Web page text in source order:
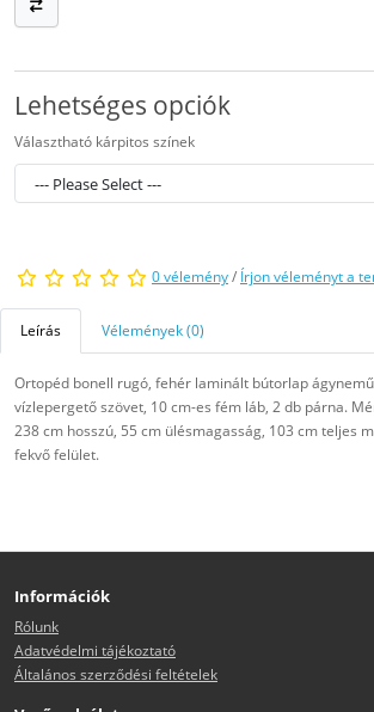
Lehetséges opciók
Választható kárpitos színek
0 vélemény/ Írjon véleményt a
Leírás Vélemények (0)
Ortopéd bonell rugó, fehér laminált bútorlap
vízlepergető szövet, 10 cm-es fém láb, 2 db párna.
238 cm hosszú, 55 cm ülésmagasság, 103 cm teljes
fekvő felület.
Információk
Rólunk
Adatvédelmi tájékoztató
Általános szerződési feltételek